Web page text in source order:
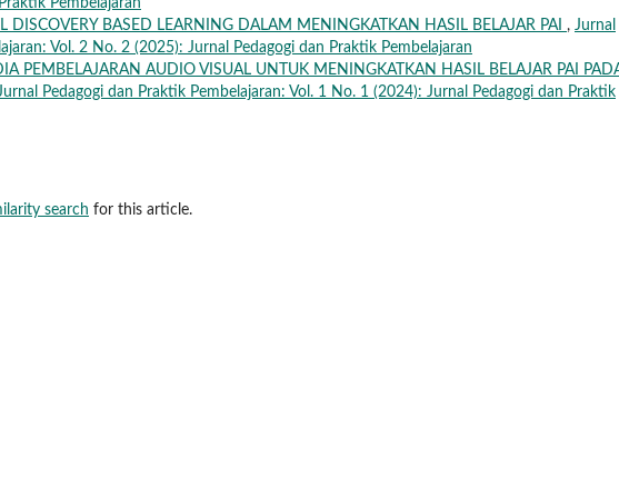
Pembelajaran
DISCOVERY BASED LEARNING DALAM MENINGKATKAN HASIL BELAJAR PAI , Jurnal
Vol. 2 No. 2 (2025): Jurnal Pedagogi dan Praktik Pembelajaran
PEMBELAJARAN AUDIO VISUAL UNTUK MENINGKATKAN HASIL BELAJAR PAI
Pedagogi dan Praktik Pembelajaran: Vol. 1 No. 1 (2024): Jurnal Pedagogi dan Praktik
search for this article.